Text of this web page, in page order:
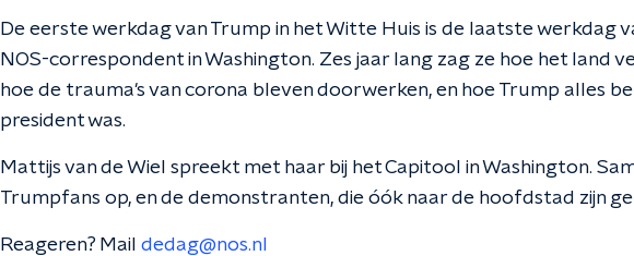
De eerste werkdag van Trump in het Witte Huis is de laatste werkdag
NOS-correspondent in Washington. Zes jaar lang zag ze hoe het land
hoe de trauma's van corona bleven doorwerken, en hoe Trump alles
president was.
Mattijs van de Wiel spreekt met haar bij het Capitool in Washington.
Trumpfans op, en de demonstranten, die óók naar de hoofdstad zijn
Reageren? Mail dedag@nos.nl